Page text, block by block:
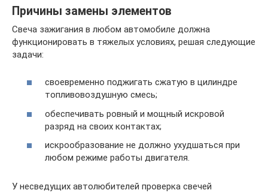
Причины замены элементов
Свеча зажигания в любом автомобиле должна
функционировать в тяжелых условиях, решая следующие
задачи:
своевременно поджигать сжатую в цилиндре
топливовоздушную смесь;
обеспечивать ровный и мощный искровой
разряд на своих контактах;
искрообразование не должно ухудшаться при
любом режиме работы двигателя.
У несведущих автолюбителей проверка свечей